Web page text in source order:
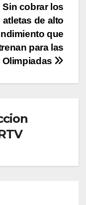
Sin cobrar los
atletas de alto
que
para las
Olimpiadas